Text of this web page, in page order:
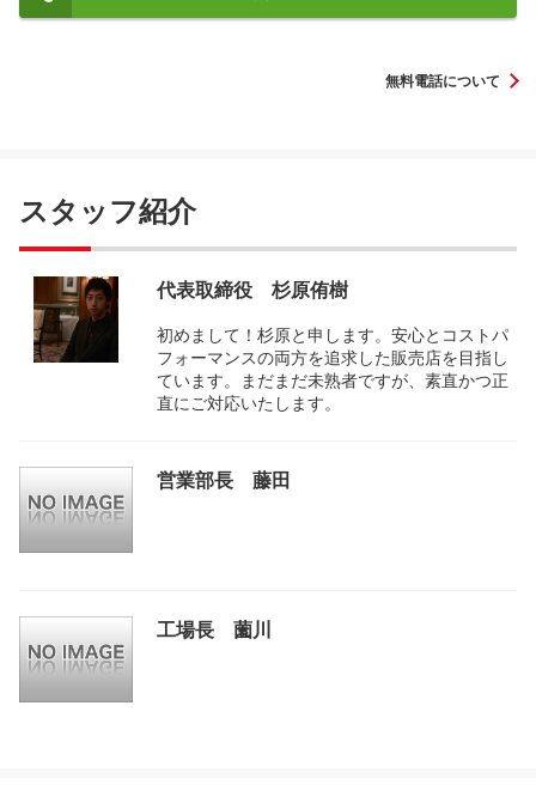
無料電話について
スタッフ紹介
代表取締役 杉原侑樹
初めまして！杉原と申します。安心とコストパ
フォーマンスの両方を追求した販売店を目指し
ています。まだまだ未熟者ですが、素直かつ正
直にご対応いたします。
営業部長 藤田
工場長 薗川